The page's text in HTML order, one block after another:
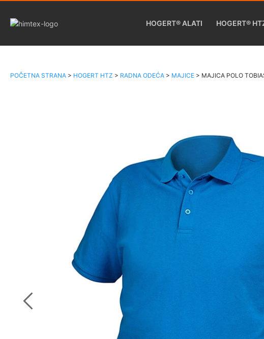
HOGERT® ALATI HOGERT®
POČETNA STRANA > HOGERT HTZ > RADNA ODEĆA > MAJICE > MAJICA POLO